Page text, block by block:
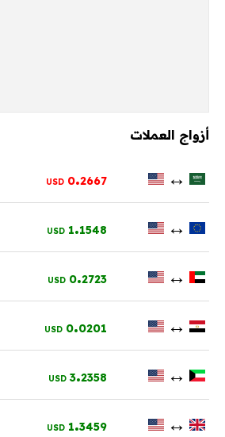
أزواج العملات
↔
0.2667
USD
↔
1.1548
USD
↔
0.2723
USD
↔
0.0201
USD
↔
3.2358
USD
↔
1.3459
USD